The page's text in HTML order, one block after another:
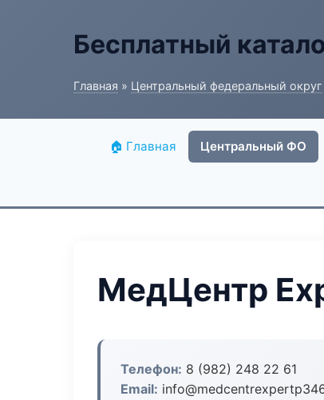
Бесплатный
Главная » Центральный федеральный округ
🏠 Главная Центральный ФО
МедЦентр
Телефон: 8 (982) 248 22 61
Email: